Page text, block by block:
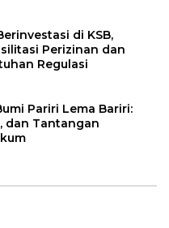
di KSB,
Perizinan dan
Regulasi
Pariri Lema Bariri:
dan Tantangan